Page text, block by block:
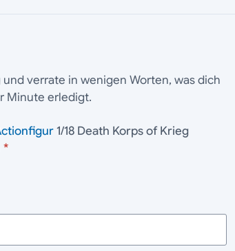
verrate in wenigen Worten, was dich
Minute erledigt.
1/18 Death Korps of Krieg
*